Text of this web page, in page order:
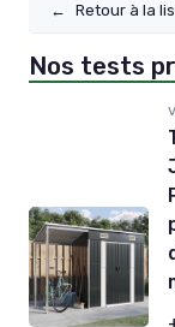
← Retour à la
Nos tests